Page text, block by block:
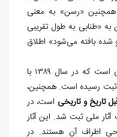
«رسن» به معنی
«طنابی به طول تقریبی
شده بافته می‌شود» اطلاق
تپه‌ی ورسن متعلق به دوره‌ای تاریخی است که در سال ۱۳۸۹ با
ملی به ثبت رسیده است. همچنین،
تاریخ و تاریخی است، در
۳۰۱۰۶ در فهرست آثار ملی ثبت شد. این آثار
اطراف آن هستند. در